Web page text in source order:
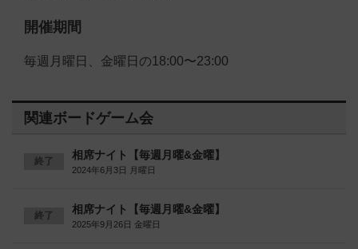
開催期間
毎週月曜日、金曜日の18:00〜23:00
関連ボードゲーム会
終了 相席ナイト【毎週月曜&金曜】
2024年6月3日 月曜日
終了 相席ナイト【毎週月曜&金曜】
2025年9月26日 金曜日